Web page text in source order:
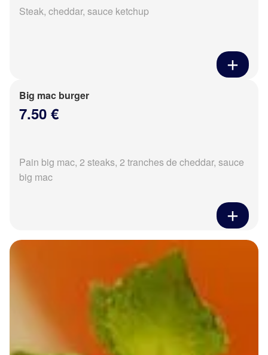
Steak, cheddar, sauce ketchup
Big mac burger
7.50 €
Pain big mac, 2 steaks, 2 tranches de cheddar, sauce
big mac